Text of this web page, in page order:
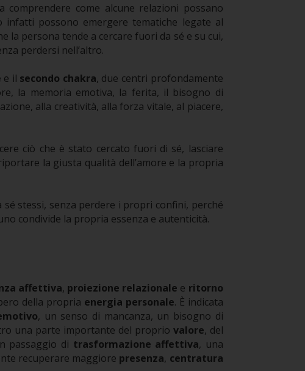
comprendere come alcune relazioni possano
infatti possono emergere tematiche legate al
la persona tende a cercare fuori da sé e su cui,
perdersi nell’altro.
e il secondo chakra, due centri profondamente
la memoria emotiva, la ferita, il bisogno di
alla creatività, alla forza vitale, al piacere,
ciò che è stato cercato fuori di sé, lasciare
la giusta qualità dell’amore e la propria
stessi, senza perdere i propri confini, perché
condivide la propria essenza e autenticità.
affettiva, proiezione relazionale e ritorno
della propria energia personale. È indicata
, un senso di mancanza, un bisogno di
una parte importante del proprio valore, del
passaggio di trasformazione affettiva, una
recuperare maggiore presenza, centratura